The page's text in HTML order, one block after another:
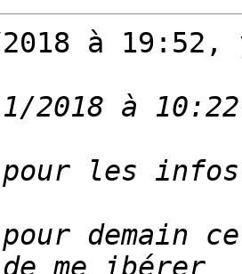
à 19:52,
2018 à
pour demain